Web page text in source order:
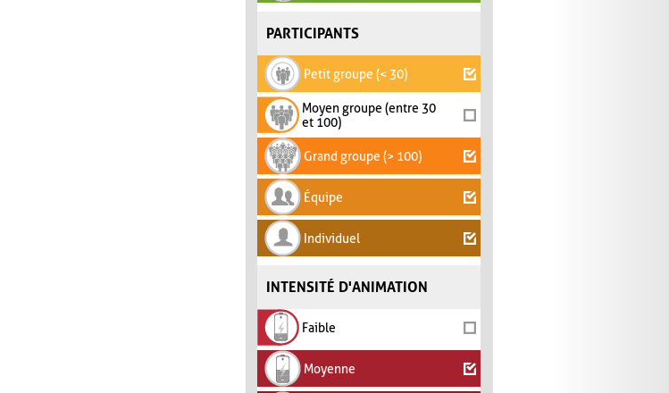
PARTICIPANTS
Petit groupe (< 30)
Moyen groupe (entre 30
et 100)
Grand groupe (> 100)
Équipe
Individuel
INTENSITÉ D'ANIMATION
Faible
Moyenne